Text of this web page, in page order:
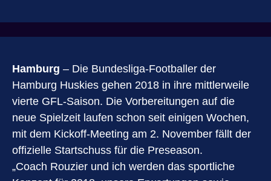
Hamburg – Die Bundesliga-Footballer der
Hamburg Huskies gehen 2018 in ihre mittlerweile
vierte GFL-Saison. Die Vorbereitungen auf die
neue Spielzeit laufen schon seit einigen Wochen,
mit dem Kickoff-Meeting am 2. November fällt der
offizielle Startschuss für die Preseason.
„Coach Rouzier und ich werden das sportliche